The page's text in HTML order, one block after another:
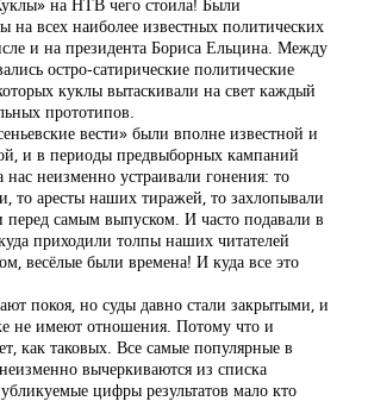
на всех наиболее известных политических
и на президента Бориса Ельцина. Между
остро-сатирические политические
куклы вытаскивали на свет каждый
прототипов.
вести» были вполне известной и
и в периоды предвыборных кампаний
нас неизменно устраивали гонения: то
то аресты наших тиражей, то захлопывали
перед самым выпуском. И часто подавали в
приходили толпы наших читателей
весёлые были времена! И куда все это
покоя, но суды давно стали закрытыми, и
не имеют отношения. Потому что и
как таковых. Все самые популярные в
вычеркиваются из списка
цифры результатов мало кто